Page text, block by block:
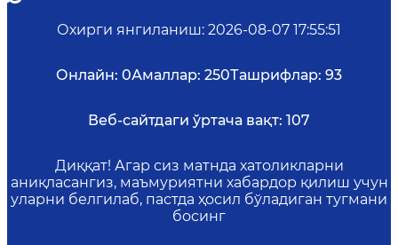
Охирги янгиланиш: 2026-08-07 17:55:51
Онлайн: 0Амаллар: 250Ташрифлар: 93
Веб-сайтдаги ўртача вақт: 107
Диққат! Агар сиз матнда хатоликларни
аниқласангиз, маъмуриятни хабардор қилиш учун
уларни белгилаб, пастда ҳосил бўладиган тугмани
босинг